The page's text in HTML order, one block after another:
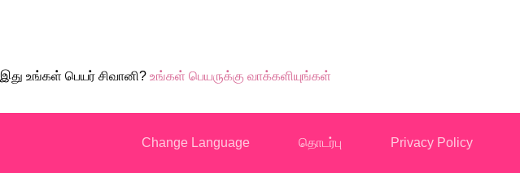
இது உங்கள் பெயர் சிவானி? உங்கள் பெயருக்கு வாக்களியுங்கள்
Change Language தொடர்பு Privacy Policy